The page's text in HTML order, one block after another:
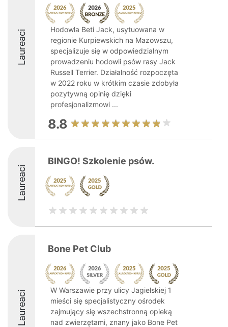
Laureaci
Hodowla Beti Jack, usytuowana w
regionie Kurpiewskich na Mazowszu,
specjalizuje się w odpowiedzialnym
prowadzeniu hodowli psów rasy Jack
Russell Terrier. Działalność rozpoczęta
w 2022 roku w krótkim czasie zdobyła
pozytywną opinię dzięki
profesjonalizmowi ...
8.8
Laureaci
BINGO! Szkolenie psów.
Laureaci
Bone Pet Club
W Warszawie przy ulicy Jagielskiej 1
mieści się specjalistyczny ośrodek
zajmujący się wszechstronną opieką
nad zwierzętami, znany jako Bone Pet